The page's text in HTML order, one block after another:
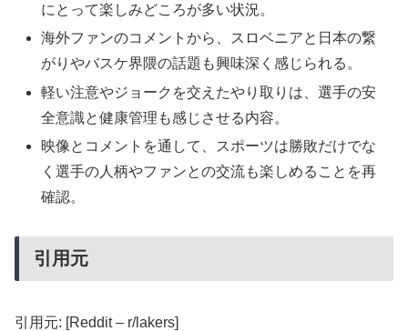
にとって楽しみどころが多い状況。
海外ファンのコメントから、スロベニアと日本の繋
がりやバスケ界隈の話題も興味深く感じられる。
軽い注意やジョークを交えたやり取りは、選手の安
全意識と健康管理も感じさせる内容。
映像とコメントを通して、スポーツは勝敗だけでな
く選手の人柄やファンとの交流も楽しめることを再
確認。
引用元
引用元: [Reddit – r/lakers]